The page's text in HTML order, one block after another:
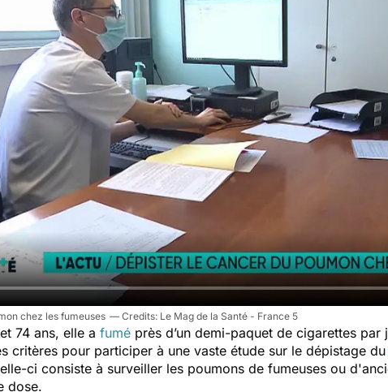
chez les fumeuses Le Mag de la Santé - France 5
74 ans, elle a fumé près d’un demi-paquet de cigarettes par
critères pour participer à une vaste étude sur le dépistage du
ci consiste à surveiller les poumons de fumeuses ou
dose.